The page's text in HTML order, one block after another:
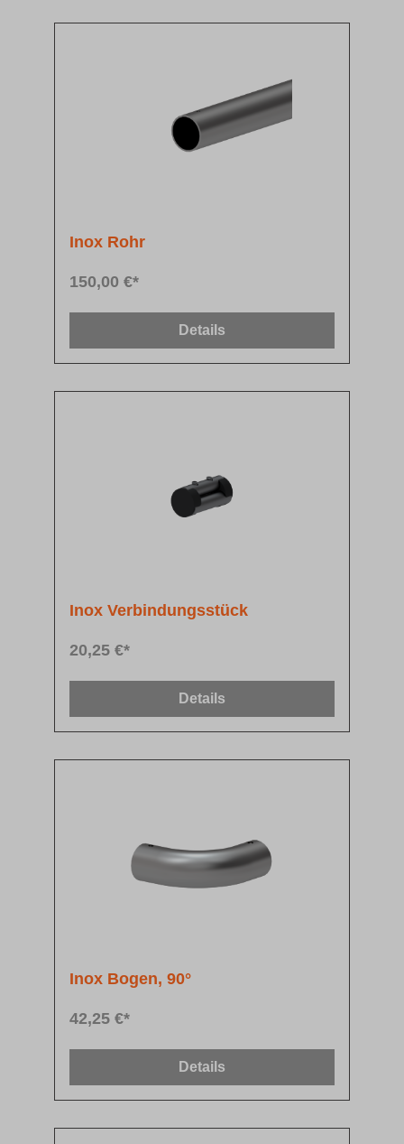
Inox Rohr
150,00 €*
Details
Inox Verbindungsstück
20,25 €*
Details
Inox Bogen, 90°
42,25 €*
Details